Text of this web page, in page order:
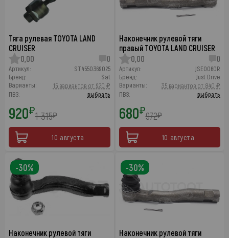
Тяга рулевая TOYOTA LAND
CRUISER
0,00
0
Артикул:
ST4550369025
Бренд:
Sat
Варианты:
15 вариантов от 920 ₽
ПВЗ:
выбрать
920₽1 315₽
10 августа
Наконечник рулевой тяги
правый TOYOTA LAND CRUISER
0,00
0
Артикул:
JSE0060R
Бренд:
Just Drive
Варианты:
35 вариантов от 840 ₽
ПВЗ:
выбрать
680₽972₽
10 августа
Наконечник рулевой тяги
-30%
Наконечник рулевой тяги
-30%